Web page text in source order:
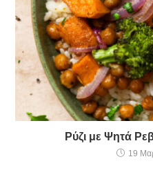
Ρύζι με Ψητά
19